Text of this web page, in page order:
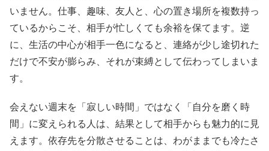
いません。仕事、趣味、友人と、心の置き場所を複数持っ
ているからこそ、相手が忙しくても余裕を保てます。逆
に、生活の中心が相手一色になると、連絡が少し途切れた
だけで不安が膨らみ、それが束縛として伝わってしまいま
す。
会えない週末を「寂しい時間」ではなく「自分を磨く時
間」に変えられる人は、結果として相手からも魅力的に見
えます。依存先を分散させることは、わがままでも冷たさ